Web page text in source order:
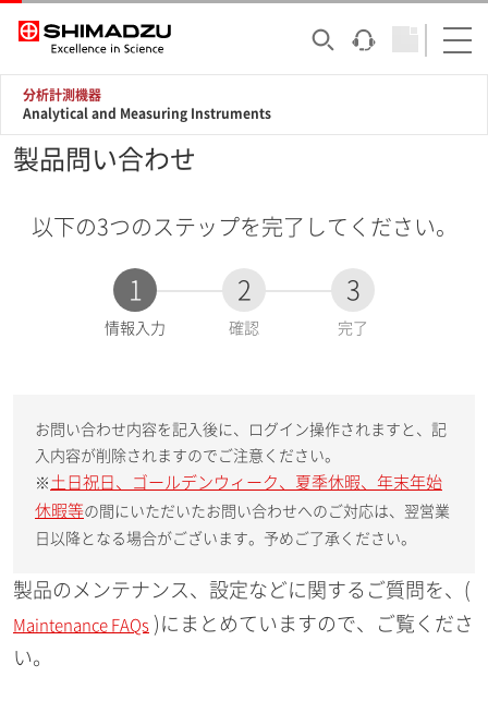
分析計測機器
Analytical and Measuring Instruments
製品問い合わせ
以下の3つのステップを完了してください。
1
現
情報入力
2
確認
3
完了
お問い合わせ内容を記入後に、ログイン操作されますと、記
入内容が削除されますのでご注意ください。
※ 土日祝日、ゴールデンウィーク、夏季休暇、年末年始
休暇等の間にいただいたお問い合わせへのご対応は、翌営業
日以降となる場合がございます。予めご了承ください。
製品のメンテナンス、設定などに関するご質問を、(
Maintenance FAQs )にまとめていますので、ご覧くださ
い。